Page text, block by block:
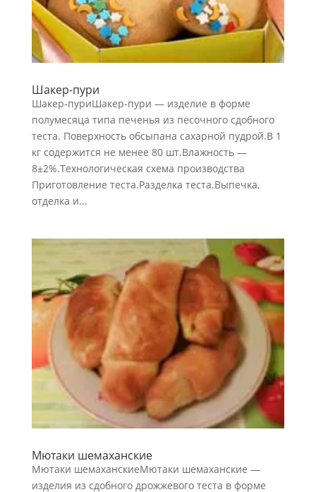
Шакер-пури
Шакер-пуриШакер-пури — изделие в форме
полумесяца типа печенья из песочного сдобного
теста. Поверхность обсыпана сахарной пудрой.В 1
кг содержится не менее 80 шт.Влажность —
8±2%.Технологическая схема производства
Приготовление теста.Разделка теста.Выпечка,
отделка и...
Мютаки шемаханские
Мютаки шемаханскиеМютаки шемаханские —
изделия из сдобного дрожжевого теста в форме